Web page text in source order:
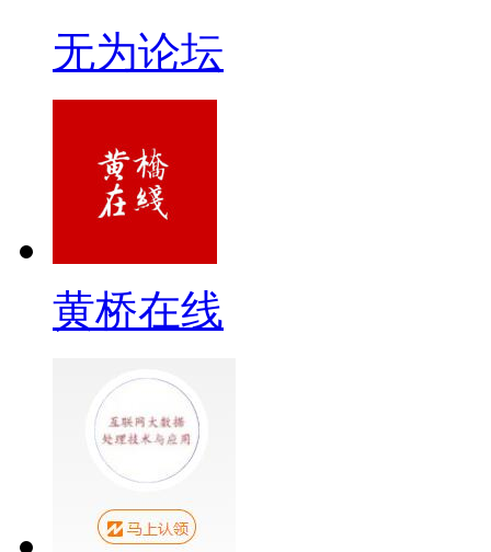
无为论坛
黄桥在线